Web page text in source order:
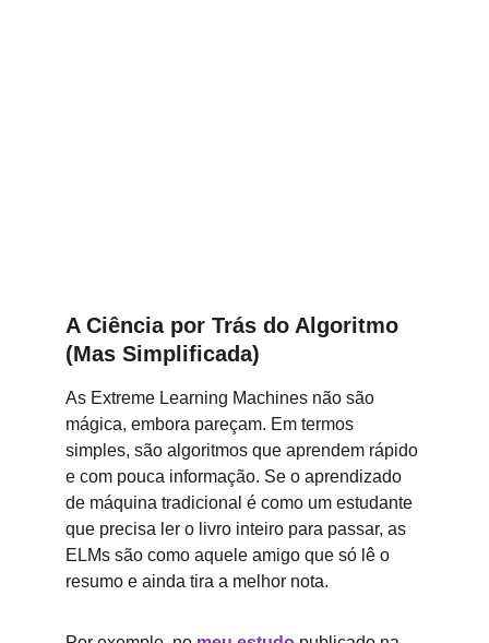
A Ciência por Trás do Algoritmo
(Mas Simplificada)
As Extreme Learning Machines não são
mágica, embora pareçam. Em termos
simples, são algoritmos que aprendem rápido
e com pouca informação. Se o aprendizado
de máquina tradicional é como um estudante
que precisa ler o livro inteiro para passar, as
ELMs são como aquele amigo que só lê o
resumo e ainda tira a melhor nota.